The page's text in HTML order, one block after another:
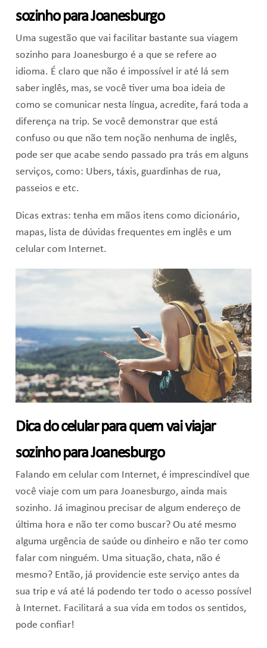
sozinho para Joanesburgo
Uma sugestão que vai facilitar bastante sua viagem
sozinho para Joanesburgo é a que se refere ao
idioma. É claro que não é impossível ir até lá sem
saber inglês, mas, se você tiver uma boa ideia de
como se comunicar nesta língua, acredite, fará toda a
diferença na trip. Se você demonstrar que está
confuso ou que não tem noção nenhuma de inglês,
pode ser que acabe sendo passado pra trás em alguns
serviços, como: Ubers, táxis, guardinhas de rua,
passeios e etc.
Dicas extras: tenha em mãos itens como dicionário,
mapas, lista de dúvidas frequentes em inglês e um
celular com Internet.
Dica do celular para quem vai viajar
sozinho para Joanesburgo
Falando em celular com Internet, é imprescindível que
você viaje com um para Joanesburgo, ainda mais
sozinho. Já imaginou precisar de algum endereço de
última hora e não ter como buscar? Ou até mesmo
alguma urgência de saúde ou dinheiro e não ter como
falar com ninguém. Uma situação, chata, não é
mesmo? Então, já providencie este serviço antes da
sua trip e vá até lá podendo ter todo o acesso possível
à Internet. Facilitará a sua vida em todos os sentidos,
pode confiar!